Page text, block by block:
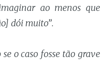
ao menos que
dói muito”.
se o caso fosse tão grave